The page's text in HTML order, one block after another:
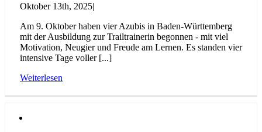
Oktober 13th, 2025|
Am 9. Oktober haben vier Azubis in Baden-Württemberg
mit der Ausbildung zur Trailtrainerin begonnen - mit viel
Motivation, Neugier und Freude am Lernen. Es standen vier
intensive Tage voller [...]
Weiterlesen